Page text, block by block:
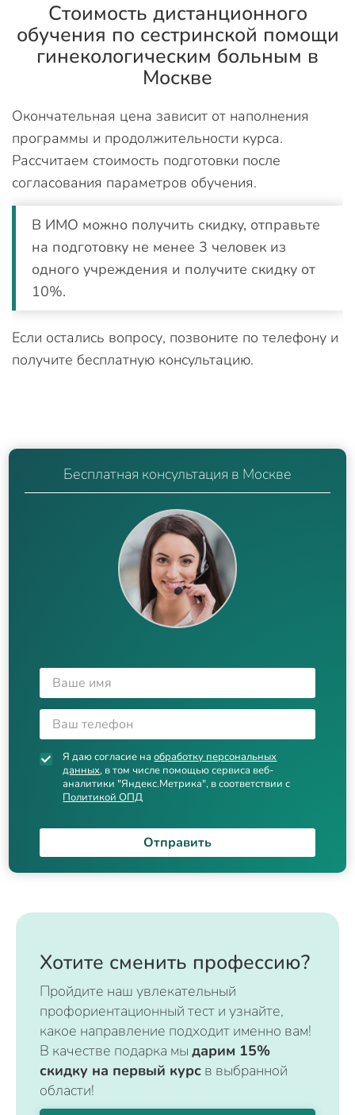
Стоимость дистанционного
обучения по сестринской помощи
гинекологическим больным в
Москве
Окончательная цена зависит от наполнения
программы и продолжительности курса.
Рассчитаем стоимость подготовки после
согласования параметров обучения.
В ИМО можно получить скидку, отправьте
на подготовку не менее 3 человек из
одного учреждения и получите скидку от
10%.
Если остались вопросу, позвоните по телефону и
получите бесплатную консультацию.
Бесплатная консультация в Москве
Я даю согласие наобработку персональных
данных, в том числе помощью сервиса веб-
аналитики "Яндекс.Метрика", в соответствии с
Политикой ОПД
Отправить
Хотите сменить профессию?
Пройдите наш увлекательный
профориентационный тест и узнайте,
какое направление подходит именно вам!
В качестве подарка мы дарим 15%
скидку на первый курс в выбранной
области!